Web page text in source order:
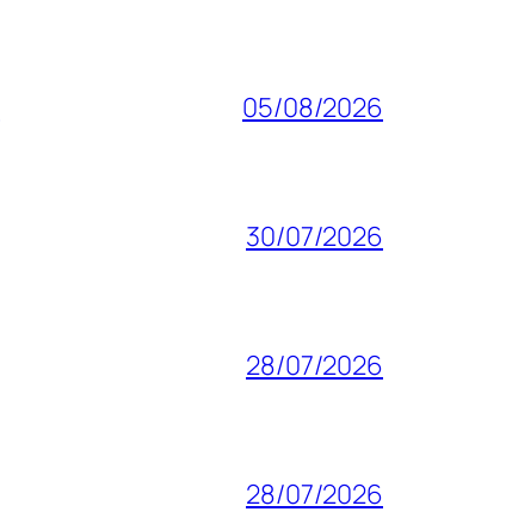
05/08/2026
30/07/2026
28/07/2026
28/07/2026